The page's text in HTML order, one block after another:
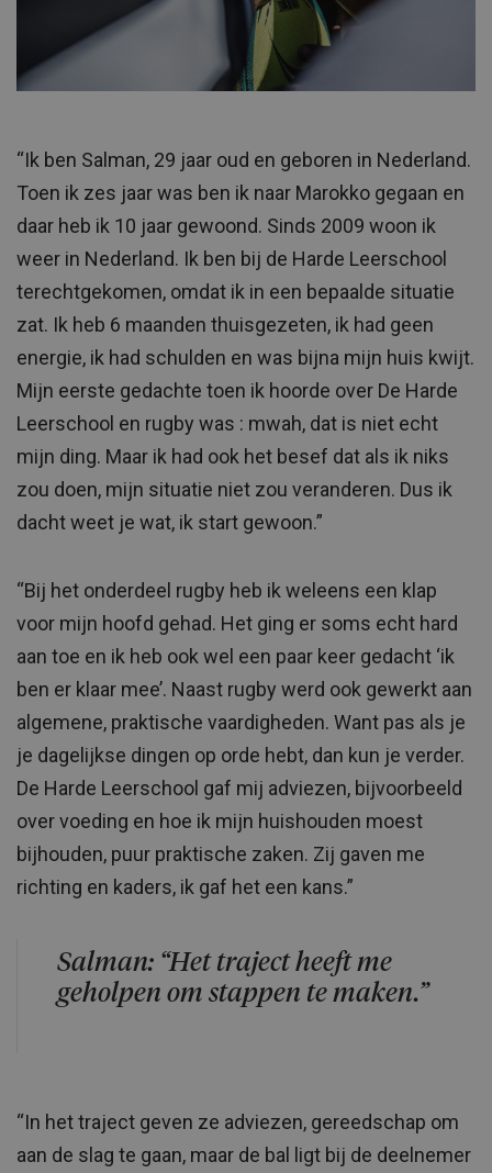
“Ik ben Salman, 29 jaar oud en geboren in Nederland.
Toen ik zes jaar was ben ik naar Marokko gegaan en
daar heb ik 10 jaar gewoond. Sinds 2009 woon ik
weer in Nederland. Ik ben bij de Harde Leerschool
terechtgekomen, omdat ik in een bepaalde situatie
zat. Ik heb 6 maanden thuisgezeten, ik had geen
energie, ik had schulden en was bijna mijn huis kwijt.
Mijn eerste gedachte toen ik hoorde over De Harde
Leerschool en rugby was : mwah, dat is niet echt
mijn ding. Maar ik had ook het besef dat als ik niks
zou doen, mijn situatie niet zou veranderen. Dus ik
dacht weet je wat, ik start gewoon.”
“Bij het onderdeel rugby heb ik weleens een klap
voor mijn hoofd gehad. Het ging er soms echt hard
aan toe en ik heb ook wel een paar keer gedacht ‘ik
ben er klaar mee’. Naast rugby werd ook gewerkt aan
algemene, praktische vaardigheden. Want pas als je
je dagelijkse dingen op orde hebt, dan kun je verder.
De Harde Leerschool gaf mij adviezen, bijvoorbeeld
over voeding en hoe ik mijn huishouden moest
bijhouden, puur praktische zaken. Zij gaven me
richting en kaders, ik gaf het een kans.”
Salman: “Het traject heeft me
geholpen om stappen te maken.”
“In het traject geven ze adviezen, gereedschap om
aan de slag te gaan, maar de bal ligt bij de deelnemer